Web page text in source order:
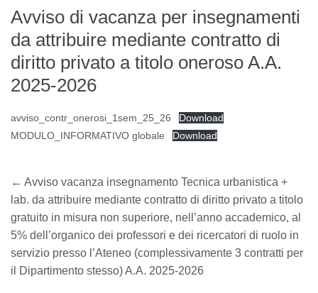
Avviso di vacanza per insegnamenti
da attribuire mediante contratto di
diritto privato a titolo oneroso A.A.
2025-2026
avviso_contr_onerosi_1sem_25_26
Download
MODULO_INFORMATIVO globale
Download
← Avviso vacanza insegnamento Tecnica urbanistica +
lab. da attribuire mediante contratto di diritto privato a titolo
gratuito in misura non superiore, nell’anno accademico, al
5% dell’organico dei professori e dei ricercatori di ruolo in
servizio presso l’Ateneo (complessivamente 3 contratti per
il Dipartimento stesso) A.A. 2025-2026